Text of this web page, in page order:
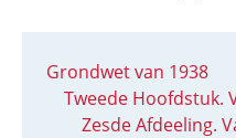
Grondwet van 1938
Tweede Hoofdstuk.
Zesde Afdeeling.